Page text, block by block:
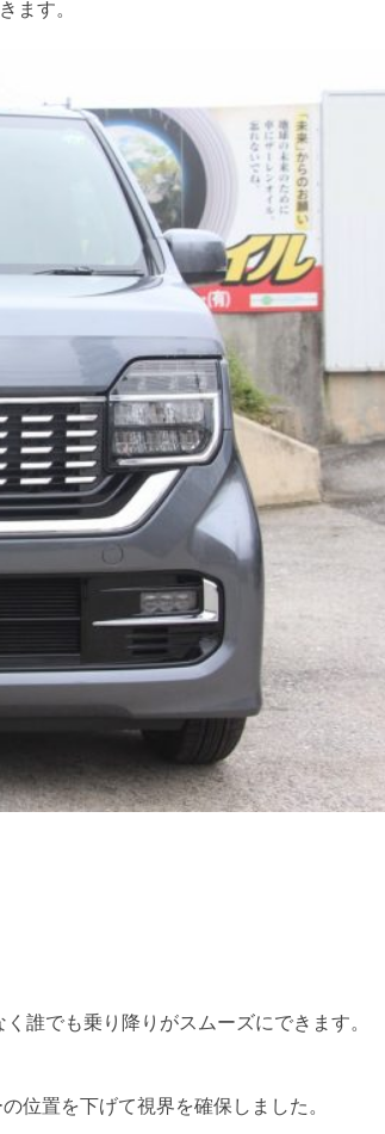
ます。
誰でも乗り降りがスムーズにできます。
位置を下げて視界を確保しました。